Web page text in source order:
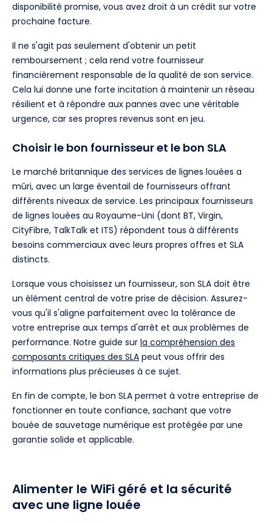
disponibilité promise, vous avez droit à un crédit sur votre
prochaine facture.
Il ne s'agit pas seulement d'obtenir un petit
remboursement ; cela rend votre fournisseur
financièrement responsable de la qualité de son service.
Cela lui donne une forte incitation à maintenir un réseau
résilient et à répondre aux pannes avec une véritable
urgence, car ses propres revenus sont en jeu.
Choisir le bon fournisseur et le bon SLA
Le marché britannique des services de lignes louées a
mûri, avec un large éventail de fournisseurs offrant
différents niveaux de service. Les principaux fournisseurs
de lignes louées au Royaume-Uni (dont BT, Virgin,
CityFibre, TalkTalk et ITS) répondent tous à différents
besoins commerciaux avec leurs propres offres et SLA
distincts.
Lorsque vous choisissez un fournisseur, son SLA doit être
un élément central de votre prise de décision. Assurez-
vous qu'il s'aligne parfaitement avec la tolérance de
votre entreprise aux temps d'arrêt et aux problèmes de
performance. Notre guide sur la compréhension des
composants critiques des SLA peut vous offrir des
informations plus précieuses à ce sujet.
En fin de compte, le bon SLA permet à votre entreprise de
fonctionner en toute confiance, sachant que votre
bouée de sauvetage numérique est protégée par une
garantie solide et applicable.
Alimenter le WiFi géré et la sécurité
avec une ligne louée